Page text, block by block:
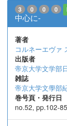
3 0 0 0
中心に-
著者
コルネーエヴァ
出版者
帝京大学文学部
雑誌
帝京大学文學部
巻号頁・発行日
no.52, pp.102-